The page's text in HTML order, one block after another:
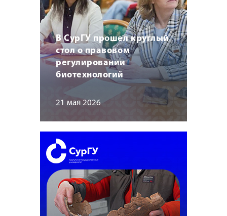
В СурГУ прошел круглый
стол о правовом
регулировании
биотехнологий
21 мая 2026